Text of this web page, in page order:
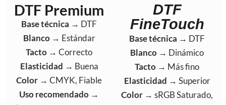
DTF Premium
Base técnica → DTF
Blanco→ Estándar
Tacto → Correcto
Elasticidad → Buena
Color → CMYK, Fiable
Uso recomendado →
DTF
FineTouch
Base técnica → DTF
Blanco → Dinámico
Tacto → Más fino
Elasticidad → Superior
Color → sRGB Saturado,